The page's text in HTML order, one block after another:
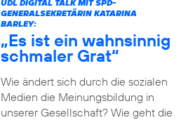
UDL DIGITAL TALK MIT SPD-
GENERALSEKRETÄRIN KATARINA
BARLEY:
„Es ist ein wahnsinnig
schmaler Grat“
Wie ändert sich durch die sozialen
Medien die Meinungsbildung in
unserer Gesellschaft? Wie geht die